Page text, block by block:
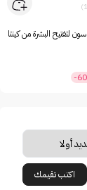
لتفتيح البشرة من كينتا
-
اكتب تقيمك